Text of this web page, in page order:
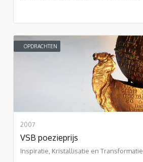
OPDRACHTEN
2007
VSB poezieprijs
Inspiratie, Kristallisatie en Transformatie